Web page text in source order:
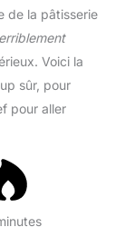
de la pâtisserie
Voici la
sûr, pour
pour aller